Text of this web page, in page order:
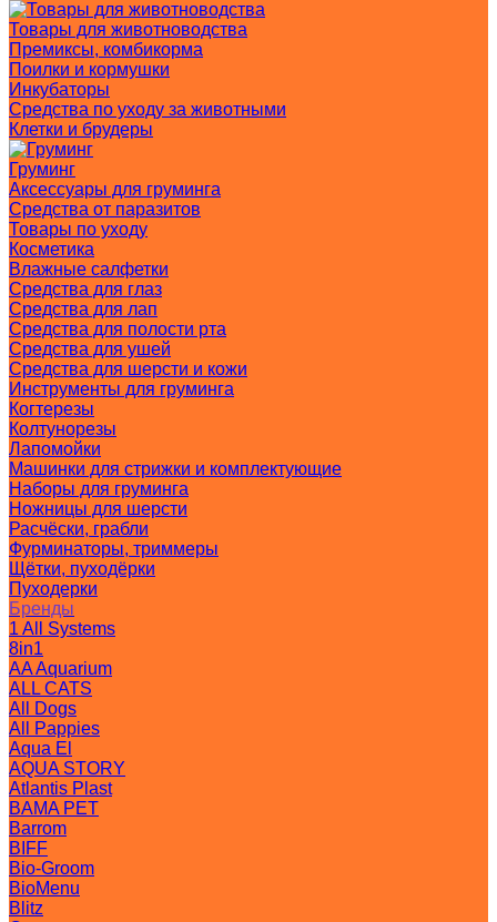
Товары для животноводства
Премиксы, комбикорма
Поилки и кормушки
Инкубаторы
Средства по уходу за животными
Клетки и брудеры
Груминг
Аксессуары для груминга
Средства от паразитов
Товары по уходу
Косметика
Влажные салфетки
Средства для глаз
Средства для лап
Средства для полости рта
Средства для ушей
Средства для шерсти и кожи
Инструменты для груминга
Когтерезы
Колтунорезы
Лапомойки
Машинки для стрижки и комплектующие
Наборы для груминга
Ножницы для шерсти
Расчёски, грабли
Фурминаторы, триммеры
Щётки, пуходёрки
Пуходерки
Бренды
1 All Systems
8in1
AA Aquarium
ALL CATS
All Dogs
All Pappies
Aqua El
AQUA STORY
Atlantis Plast
BAMA PET
Barrom
BIFF
Bio-Groom
BioMenu
Blitz